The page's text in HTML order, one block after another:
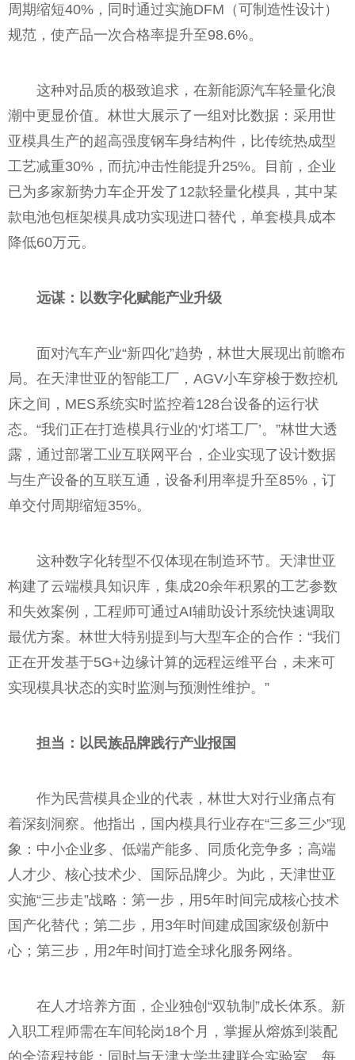
周期缩短40%，同时通过实施DFM（可制造性设计）
规范，使产品一次合格率提升至98.6%。
这种对品质的极致追求，在新能源汽车轻量化浪
潮中更显价值。林世大展示了一组对比数据：采用世
亚模具生产的超高强度钢车身结构件，比传统热成型
工艺减重30%，而抗冲击性能提升25%。目前，企业
已为多家新势力车企开发了12款轻量化模具，其中某
款电池包框架模具成功实现进口替代，单套模具成本
降低60万元。
远谋：以数字化赋能产业升级
面对汽车产业“新四化”趋势，林世大展现出前瞻布
局。在天津世亚的智能工厂，AGV小车穿梭于数控机
床之间，MES系统实时监控着128台设备的运行状
态。“我们正在打造模具行业的‘灯塔工厂’。”林世大透
露，通过部署工业互联网平台，企业实现了设计数据
与生产设备的互联互通，设备利用率提升至85%，订
单交付周期缩短35%。
这种数字化转型不仅体现在制造环节。天津世亚
构建了云端模具知识库，集成20余年积累的工艺参数
和失效案例，工程师可通过AI辅助设计系统快速调取
最优方案。林世大特别提到与大型车企的合作：“我们
正在开发基于5G+边缘计算的远程运维平台，未来可
实现模具状态的实时监测与预测性维护。”
担当：以民族品牌践行产业报国
作为民营模具企业的代表，林世大对行业痛点有
着深刻洞察。他指出，国内模具行业存在“三多三少”现
象：中小企业多、低端产能多、同质化竞争多；高端
人才少、核心技术少、国际品牌少。为此，天津世亚
实施“三步走”战略：第一步，用5年时间完成核心技术
国产化替代；第二步，用3年时间建成国家级创新中
心；第三步，用2年时间打造全球化服务网络。
在人才培养方面，企业独创“双轨制”成长体系。新
入职工程师需在车间轮岗18个月，掌握从熔炼到装配
的全流程技能；同时与天津大学共建联合实验室，每